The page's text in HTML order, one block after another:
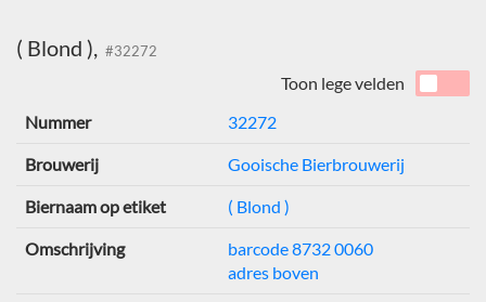
( Blond ), #32272
Toon lege velden
Nummer
32272
Brouwerij Gooische Bierbrouwerij
Biernaam op etiket ( Blond )
Omschrijving
barcode 8732 0060
adres boven